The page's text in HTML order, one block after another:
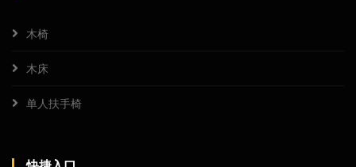
木椅
木床
单人扶手椅